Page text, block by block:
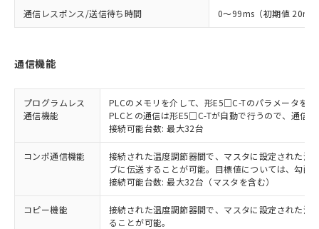
通信レスポンス/送信待ち時間 0～99ms（初期値 20ms
通信機能
プログラムレス
通信機能
PLCのメモリを介して、形E5□C-Tのパラメータを
PLCとの通信は形E5□C-Tが自動で行うので、通信
接続可能台数: 最大32台
コンポ通信機能
接続された温度調節器間で、マスタに設定された温
ブに伝送することが可能。目標値については、勾配
接続可能台数: 最大32台（マスタを含む）
コピー機能
接続された温度調節器間で、マスタに設定された温
ることが可能。